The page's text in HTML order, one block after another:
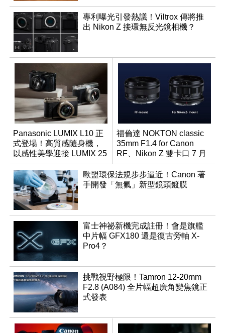
專利曝光引發熱議！Viltrox 傳將推
出 Nikon Z 接環無反光鏡相機？
Panasonic LUMIX L10 正
式登場！高質感隨身機，
以感性美學迎接 LUMIX 25
週年
福倫達 NOKTON classic
35mm F1.4 for Canon
RF、Nikon Z 雙卡口 7 月
同步登台
歐盟環保法規步步逼近！Canon 著
手開發「無氟」新型鏡頭鍍膜
富士神祕新機完成註冊！會是旗艦
中片幅 GFX180 還是復古旁軸 X-
Pro4？
挑戰視野極限！Tamron 12-20mm
F2.8 (A084) 全片幅超廣角變焦鏡正
式發表